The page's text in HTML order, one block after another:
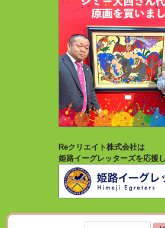
Reクリエイト株式会社は
姫路イーグレッターズを応援